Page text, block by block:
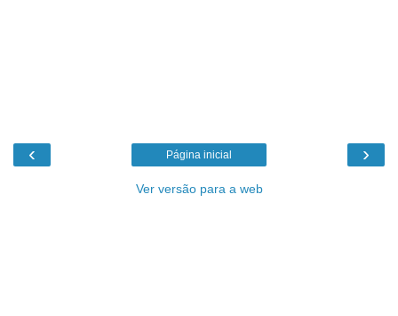
‹ ›
Página inicial
Ver versão para a web